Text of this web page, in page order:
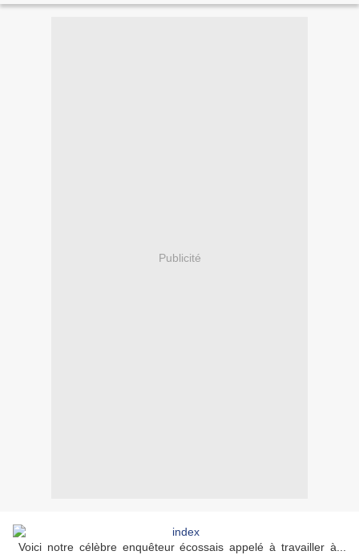
Publicité
Voici notre célèbre enquêteur écossais appelé à travailler à...